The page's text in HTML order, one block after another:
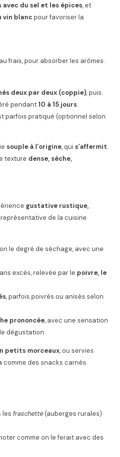
avec du sel et les épices, et
vin blancpour favoriser la
au frais, pour absorber les arômes.
deux par deux (coppie), puis
pendant10 à 15 jours.
parfois pratiqué (optionnel selon
souple à l’origine, qui s’affermit
texture dense, sèche,
gustative rustique,
représentative de la cuisine
le degré de séchage, avec une
excès, relevée par le poivre, le
, parfois poivrés ou anisés selon
prononcée, avec une sensation
dégustation.
petits morceaux, ou servies
comme des snacks carnés.
lesfraschette(auberges rurales)
comme on le ferait avec des